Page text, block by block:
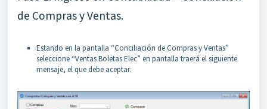
de Compras y Ventas.
Estando en la pantalla “Conciliación de Compras y Ventas”
seleccione “Ventas Boletas Elec” en pantalla traerá el siguiente
mensaje, el que debe aceptar.